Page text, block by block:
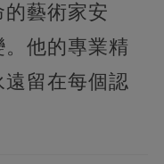
藝術家安
他的專業精
留在每個認